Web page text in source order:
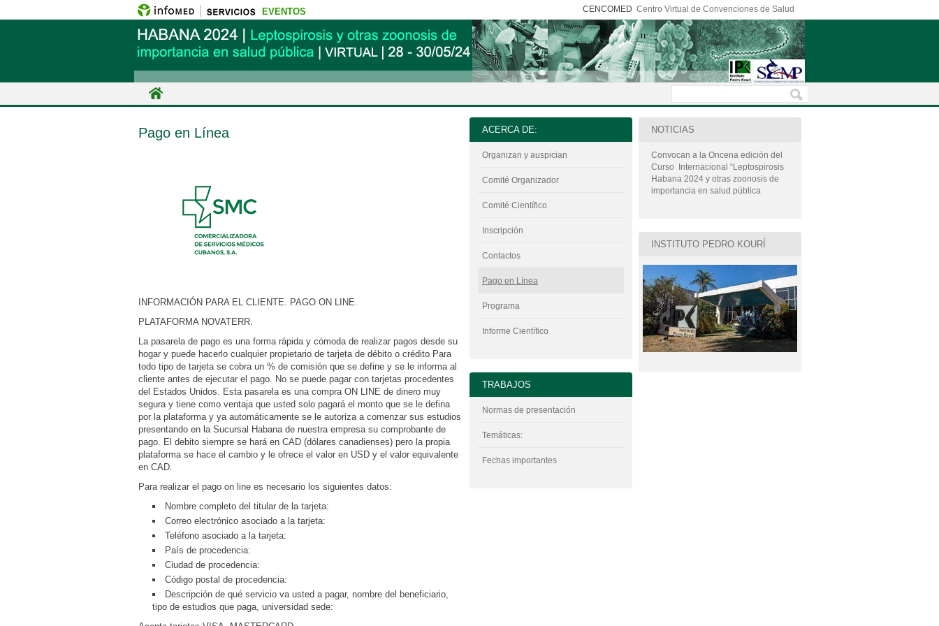
EVENTOS CENCOMED Centro Virtual de Convenciones de Salud
Pago en Línea
INFORMACIÓN PARA EL CLIENTE. PAGO ON LINE.
PLATAFORMA NOVATERR.
La pasarela de pago es una forma rápida y cómoda de realizar pagos desde su
hogar y puede hacerlo cualquier propietario de tarjeta de débito o crédito Para
todo tipo de tarjeta se cobra un % de comisión que se define y se le informa al
cliente antes de ejecutar el pago. No se puede pagar con tarjetas procedentes
del Estados Unidos. Esta pasarela es una compra ON LINE de dinero muy
segura y tiene como ventaja que usted solo pagará el monto que se le defina
por la plataforma y ya automáticamente se le autoriza a comenzar sus estudios
presentando en la Sucursal Habana de nuestra empresa su comprobante de
pago. El debito siempre se hará en CAD (dólares canadienses) pero la propia
plataforma se hace el cambio y le ofrece el valor en USD y el valor equivalente
en CAD.
Para realizar el pago on line es necesario los siguientes datos:
Nombre completo del titular de la tarjeta:
Correo electrónico asociado a la tarjeta:
Teléfono asociado a la tarjeta:
País de procedencia:
Ciudad de procedencia:
Código postal de procedencia:
Descripción de qué servicio va usted a pagar, nombre del beneficiario,
tipo de estudios que paga, universidad sede:
ACERCA DE:
Organizan y auspician
Comité Organizador
Comité Científico
Inscripción
Contactos
Pago en Línea
Programa
Informe Científico
TRABAJOS
Normas de presentación
Temáticas:
Fechas importantes
NOTICIAS
Convocan a la Oncena edición del
Curso Internacional “Leptospirosis
Habana 2024 y otras zoonosis de
importancia en salud pública
INSTITUTO PEDRO KOURÍ